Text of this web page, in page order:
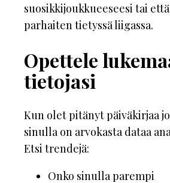
suosikkijoukkueeseesi tai
parhaiten tietyssä liigassa.
Opettele
tietojasi
Kun olet pitänyt päiväkirjaa
sinulla on arvokasta dataa
Etsi trendejä:
Onko sinulla parempi